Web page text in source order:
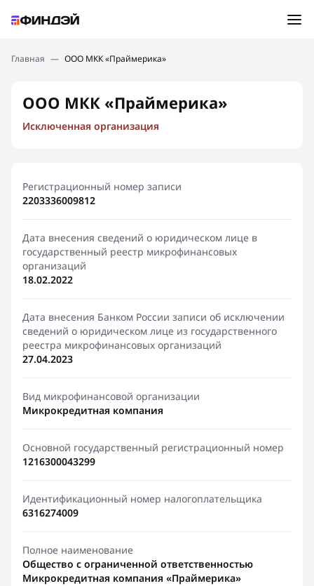
Подбор займа
Новости
Финансовое просвещение
Главная — ООО МКК «Праймерика»
ООО МКК «Праймерика»
Исключенная организация
Регистрационный номер записи
2203336009812
Дата внесения сведений о юридическом лице в
государственный реестр микрофинансовых
организаций
18.02.2022
Дата внесения Банком России записи об исключении
сведений о юридическом лице из государственного
реестра микрофинансовых организаций
27.04.2023
Вид микрофинансовой организации
Микрокредитная компания
Основной государственный регистрационный номер
1216300043299
Идентификационный номер налогоплательщика
6316274009
Полное наименование
Общество с ограниченной ответственностью
Микрокредитная компания «Праймерика»
Ошибка:Контактная форма не найдена.
Спасибо, что написали нам
Мы свяжемся с Вами в ближайшее время и сообщим
результат
Отправить новый запрос